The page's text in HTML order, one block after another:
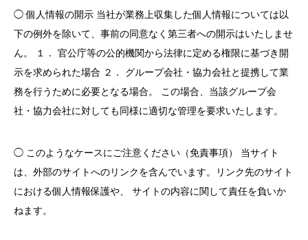
◯ 個人情報の開示 当社が業務上収集した個人情報については以
下の例外を除いて、事前の同意なく第三者への開示はいたしませ
ん。 １． 官公庁等の公的機関から法律に定める権限に基づき開
示を求められた場合 ２． グループ会社・協力会社と提携して業
務を行うために必要となる場合。 この場合、当該グループ会
社・協力会社に対しても同様に適切な管理を要求いたします。
◯ このようなケースにご注意ください（免責事項） 当サイト
は、外部のサイトへのリンクを含んでいます。リンク先のサイト
における個人情報保護や、 サイトの内容に関して責任を負いか
ねます。